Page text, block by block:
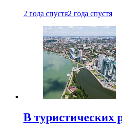
2 года спустя2 года спустя
В туристических